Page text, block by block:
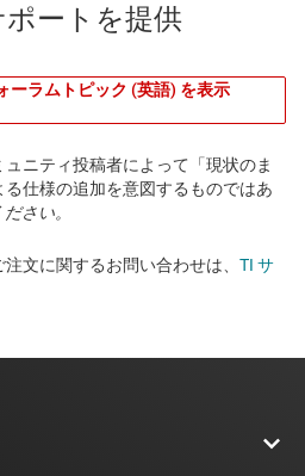
ートを提供
ーラムトピック (英語) を表示
ニティ投稿者によって「現状のま
仕様の追加を意図するものではあ
さい。
文に関するお問い合わせは、 TI サ